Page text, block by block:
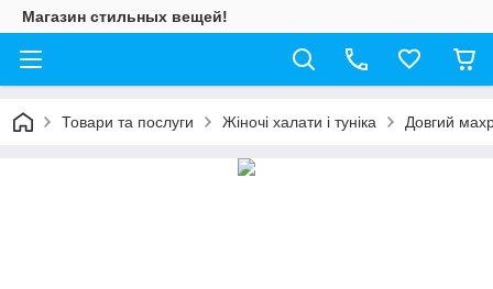
Магазин стильных вещей!
Товари та послуги Жіночі халати і туніка Довгий